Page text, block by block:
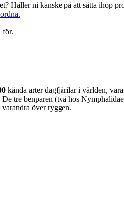
Håller ni kanske på att sätta ihop
för.
kända arter dagfjärilar i världen,
tre benparen (två hos
över ryggen.